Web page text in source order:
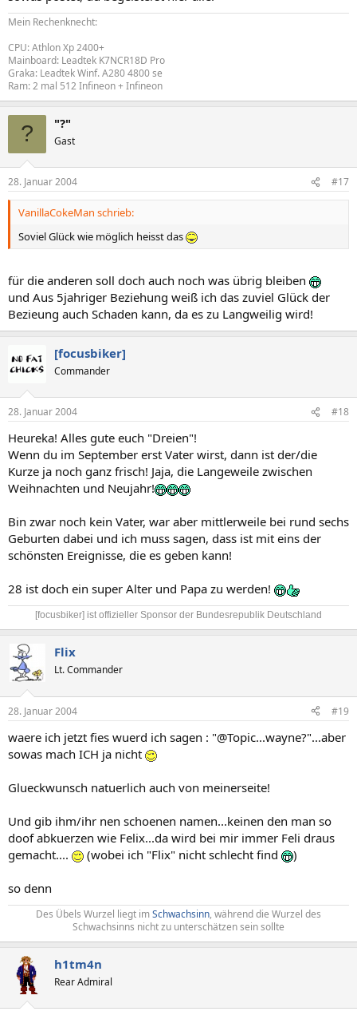
Mein Rechenknecht:
CPU: Athlon Xp 2400+
Mainboard: Leadtek K7NCR18D Pro
Graka: Leadtek Winf. A280 4800 se
Ram: 2 mal 512 Infineon + Infineon
? "?"
Gast
28. Januar 2004 #17
VanillaCokeMan schrieb:
Soviel Glück wie möglich heisst das
für die anderen soll doch auch noch was übrig bleiben
und Aus 5jahriger Beziehung weiß ich das zuviel Glück der
Bezieung auch Schaden kann, da es zu Langweilig wird!
[focusbiker]
Commander
28. Januar 2004 #18
Heureka! Alles gute euch "Dreien"!
Wenn du im September erst Vater wirst, dann ist der/die
Kurze ja noch ganz frisch! Jaja, die Langeweile zwischen
Weihnachten und Neujahr!
Bin zwar noch kein Vater, war aber mittlerweile bei rund sechs
Geburten dabei und ich muss sagen, dass ist mit eins der
schönsten Ereignisse, die es geben kann!
28 ist doch ein super Alter und Papa zu werden!
[focusbiker] ist offizieller Sponsor der Bundesrepublik Deutschland​
Flix
Lt. Commander
28. Januar 2004 #19
waere ich jetzt fies wuerd ich sagen : "@Topic...wayne?"...aber
sowas mach ICH ja nicht
Glueckwunsch natuerlich auch von meinerseite!
Und gib ihm/ihr nen schoenen namen...keinen den man so
doof abkuerzen wie Felix...da wird bei mir immer Feli draus
gemacht....
(wobei ich "Flix" nicht schlecht find )
so denn
Des Übels Wurzel liegt imSchwachsinn, während die Wurzel des
Schwachsinns nicht zu unterschätzen sein sollte​
h1tm4n
Rear Admiral